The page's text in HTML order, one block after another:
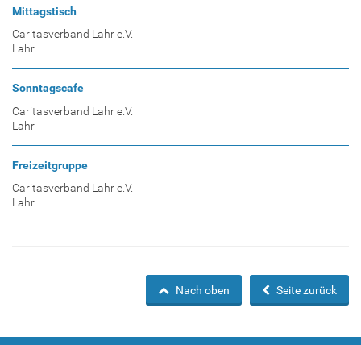
Mittagstisch
Caritasverband Lahr e.V.
Lahr
Sonntagscafe
Caritasverband Lahr e.V.
Lahr
Freizeitgruppe
Caritasverband Lahr e.V.
Lahr
Seite zurück
Nach oben